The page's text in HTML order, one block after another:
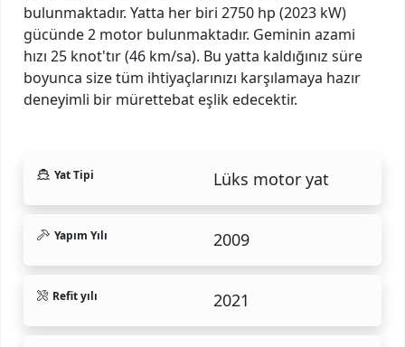
bulunmaktadır. Yatta her biri 2750 hp (2023 kW)
gücünde 2 motor bulunmaktadır. Geminin azami
hızı 25 knot'tır (46 km/sa). Bu yatta kaldığınız süre
boyunca size tüm ihtiyaçlarınızı karşılamaya hazır
deneyimli bir mürettebat eşlik edecektir.
Yat Tipi Lüks motor yat
Yapım Yılı 2009
Refit yılı 2021